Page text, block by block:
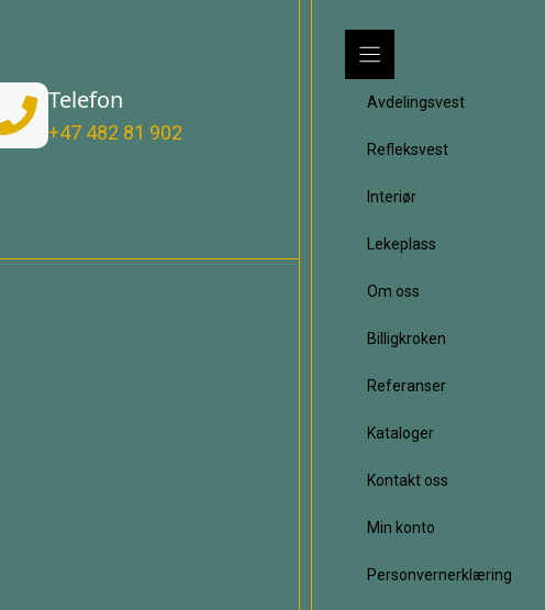
Telefon
+47 482 81 902
Avdelingsvest
Refleksvest
Interiør
Lekeplass
Om oss
Billigkroken
Referanser
Kataloger
Kontakt oss
Min konto
Personvernerklæring